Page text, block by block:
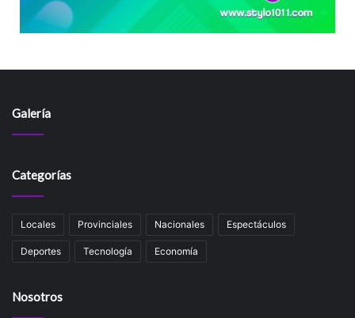
Galería
Categorías
Locales Provinciales Nacionales Espectáculos
Deportes Tecnología Economía
Nosotros